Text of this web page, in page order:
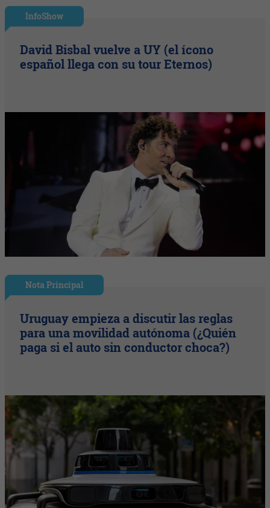
InfoShow
David Bisbal vuelve a UY (el ícono
español llega con su tour Eternos)
Nota Principal
Uruguay empieza a discutir las reglas
para una movilidad autónoma (¿Quién
paga si el auto sin conductor choca?)